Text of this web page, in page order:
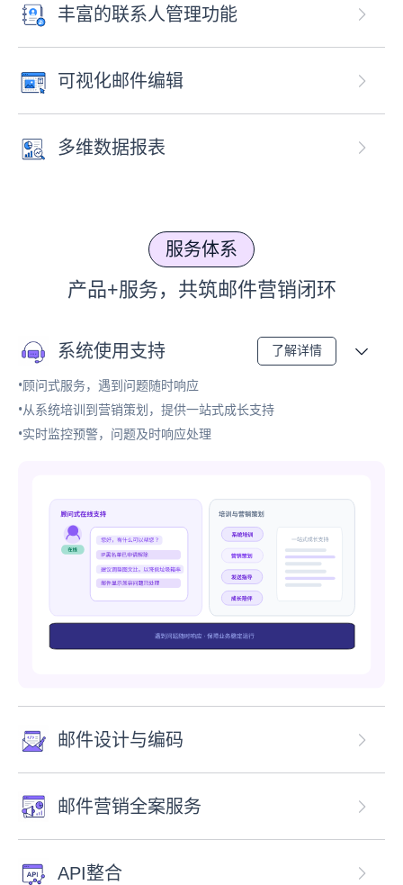
丰富的联系人管理功能
可视化邮件编辑
多维数据报表
服务体系
产品+服务，共筑邮件营销闭环
系统使用支持 了解详情
•顾问式服务，遇到问题随时响应
•从系统培训到营销策划，提供一站式成长支持
•实时监控预警，问题及时响应处理
邮件设计与编码
邮件营销全案服务
API整合